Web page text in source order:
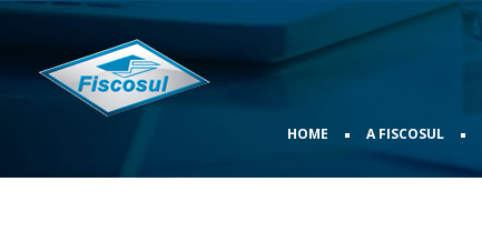
HOME • A FISCOSUL •